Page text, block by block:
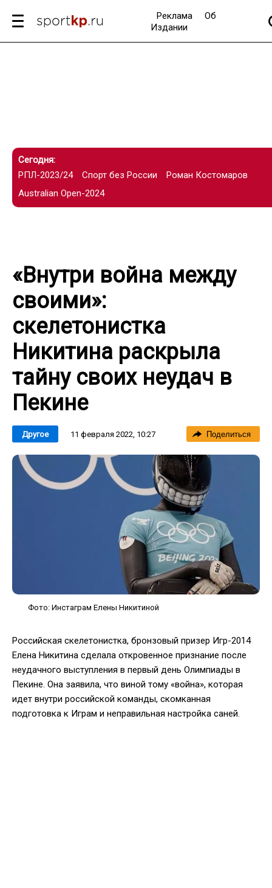
Реклама
Об
Издании
Сегодня:
РПЛ-2023/24
Спорт без России
Роман Костомаров
Australian Open-2024
«Внутри война между
своими»:
скелетонистка
Никитина раскрыла
тайну своих неудач в
Пекине
Другое 11 февраля 2022, 10:27 Поделиться
Фото: Инстаграм Елены Никитиной
Российская скелетонистка, бронзовый призер Игр-2014
Елена Никитина сделала откровенное признание после
неудачного выступления в первый день Олимпиады в
Пекине. Она заявила, что виной тому «война», которая
идет внутри российской команды, скомканная
подготовка к Играм и неправильная настройка саней.